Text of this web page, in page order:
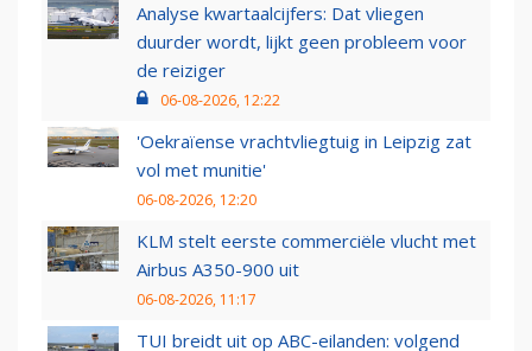
Analyse kwartaalcijfers: Dat vliegen
duurder wordt, lijkt geen probleem voor
de reiziger
06-08-2026, 12:22
'Oekraïense vrachtvliegtuig in Leipzig zat
vol met munitie'
06-08-2026, 12:20
KLM stelt eerste commerciële vlucht met
Airbus A350-900 uit
06-08-2026, 11:17
TUI breidt uit op ABC-eilanden: volgend